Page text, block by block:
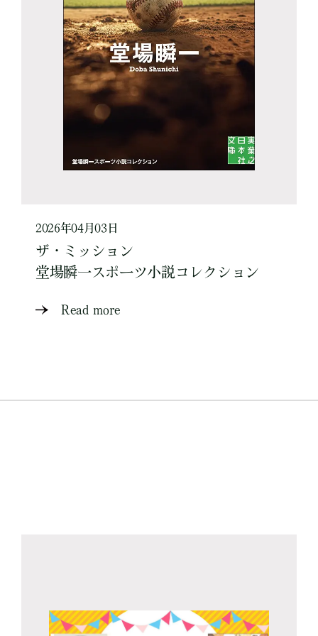
2026年04月03日
ザ・ミッション
堂場瞬一スポーツ小説コレクション
Read more